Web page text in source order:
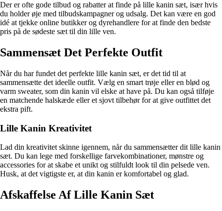
Der er ofte gode tilbud og rabatter at finde på lille kanin sæt, især hvis
du holder øje med tilbudskampagner og udsalg. Det kan være en god
idé at tjekke online butikker og dyrehandlere for at finde den bedste
pris på de sødeste sæt til din lille ven.
Sammensæt Det Perfekte Outfit
Når du har fundet det perfekte lille kanin sæt, er det tid til at
sammensætte det ideelle outfit. Vælg en smart trøje eller en blød og
varm sweater, som din kanin vil elske at have på. Du kan også tilføje
en matchende halskæde eller et sjovt tilbehør for at give outfittet det
ekstra pift.
Lille Kanin Kreativitet
Lad din kreativitet skinne igennem, når du sammensætter dit lille kanin
sæt. Du kan lege med forskellige farvekombinationer, mønstre og
accessories for at skabe et unikt og stilfuldt look til din pelsede ven.
Husk, at det vigtigste er, at din kanin er komfortabel og glad.
Afskaffelse Af Lille Kanin Sæt